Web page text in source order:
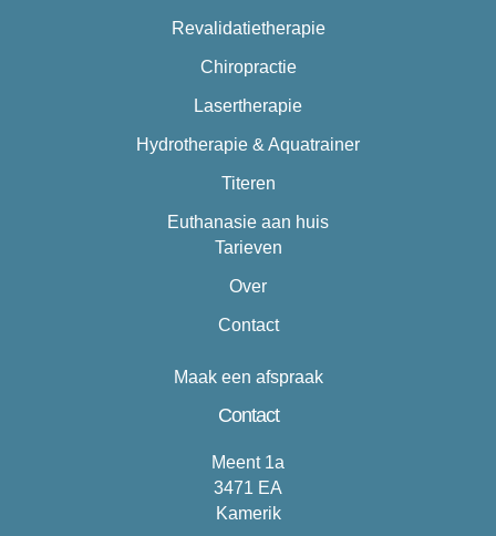
Revalidatietherapie
Chiropractie
Lasertherapie
Hydrotherapie & Aquatrainer
Titeren
Euthanasie aan huis
Tarieven
Over
Contact
Maak een afspraak
Contact
Meent 1a
3471 EA
Kamerik